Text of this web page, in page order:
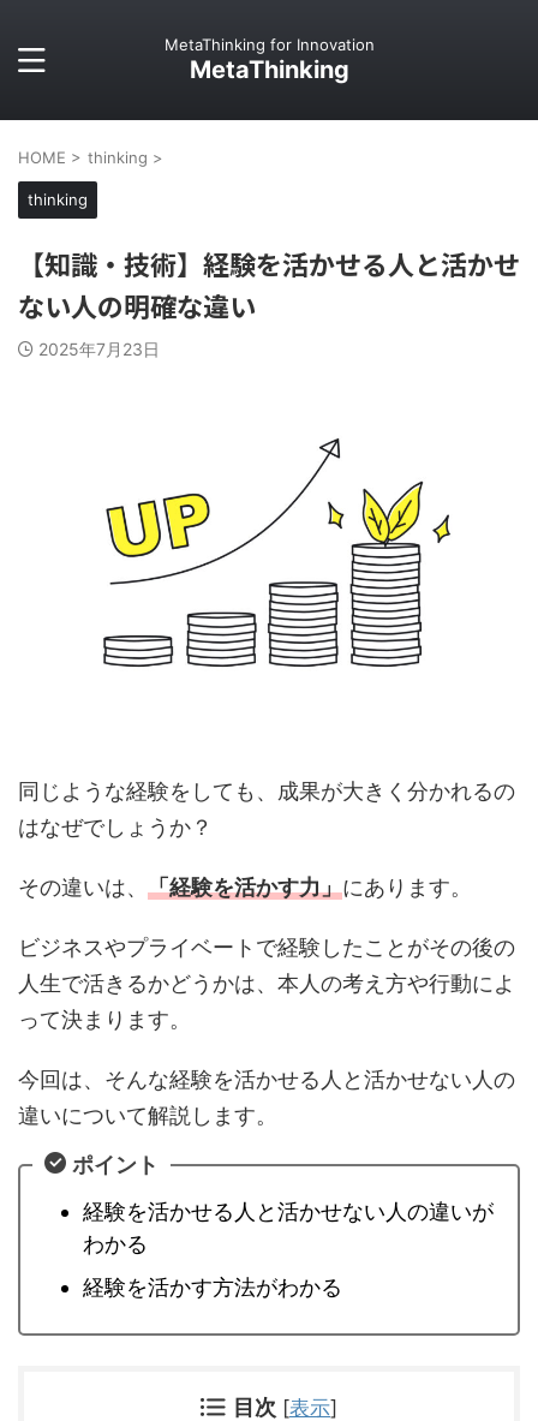
MetaThinking for Innovation
MetaThinking
HOME > thinking >
thinking
【知識・技術】経験を活かせる人と活かせ
ない人の明確な違い
2025年7月23日
同じような経験をしても、成果が大きく分かれるの
はなぜでしょうか？
その違いは、 「経験を活かす力」にあります。
ビジネスやプライベートで経験したことがその後の
人生で活きるかどうかは、本人の考え方や行動によ
って決まります。
今回は、そんな経験を活かせる人と活かせない人の
違いについて解説します。
ポイント
経験を活かせる人と活かせない人の違いが
わかる
経験を活かす方法がわかる
目次 [表示]